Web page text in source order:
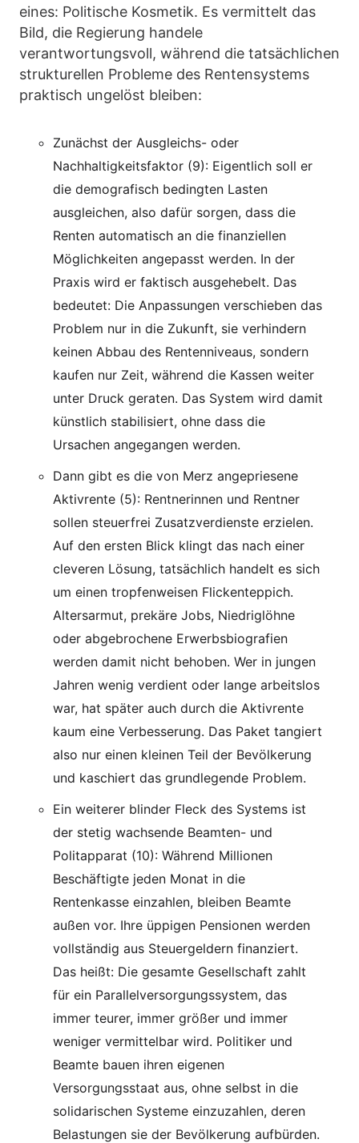
eines: Politische Kosmetik. Es vermittelt das
Bild, die Regierung handele
verantwortungsvoll, während die tatsächlichen
strukturellen Probleme des Rentensystems
praktisch ungelöst bleiben:
Zunächst der Ausgleichs- oder
Nachhaltigkeitsfaktor (9): Eigentlich soll er
die demografisch bedingten Lasten
ausgleichen, also dafür sorgen, dass die
Renten automatisch an die finanziellen
Möglichkeiten angepasst werden. In der
Praxis wird er faktisch ausgehebelt. Das
bedeutet: Die Anpassungen verschieben das
Problem nur in die Zukunft, sie verhindern
keinen Abbau des Rentenniveaus, sondern
kaufen nur Zeit, während die Kassen weiter
unter Druck geraten. Das System wird damit
künstlich stabilisiert, ohne dass die
Ursachen angegangen werden.
Dann gibt es die von Merz angepriesene
Aktivrente (5): Rentnerinnen und Rentner
sollen steuerfrei Zusatzverdienste erzielen.
Auf den ersten Blick klingt das nach einer
cleveren Lösung, tatsächlich handelt es sich
um einen tropfenweisen Flickenteppich.
Altersarmut, prekäre Jobs, Niedriglöhne
oder abgebrochene Erwerbsbiografien
werden damit nicht behoben. Wer in jungen
Jahren wenig verdient oder lange arbeitslos
war, hat später auch durch die Aktivrente
kaum eine Verbesserung. Das Paket tangiert
also nur einen kleinen Teil der Bevölkerung
und kaschiert das grundlegende Problem.
Ein weiterer blinder Fleck des Systems ist
der stetig wachsende Beamten- und
Politapparat (10): Während Millionen
Beschäftigte jeden Monat in die
Rentenkasse einzahlen, bleiben Beamte
außen vor. Ihre üppigen Pensionen werden
vollständig aus Steuergeldern finanziert.
Das heißt: Die gesamte Gesellschaft zahlt
für ein Parallelversorgungssystem, das
immer teurer, immer größer und immer
weniger vermittelbar wird. Politiker und
Beamte bauen ihren eigenen
Versorgungsstaat aus, ohne selbst in die
solidarischen Systeme einzuzahlen, deren
Belastungen sie der Bevölkerung aufbürden.